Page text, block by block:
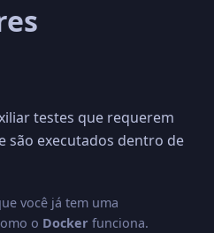
testes que requerem
são executados dentro de
você já tem uma
o Docker funciona.